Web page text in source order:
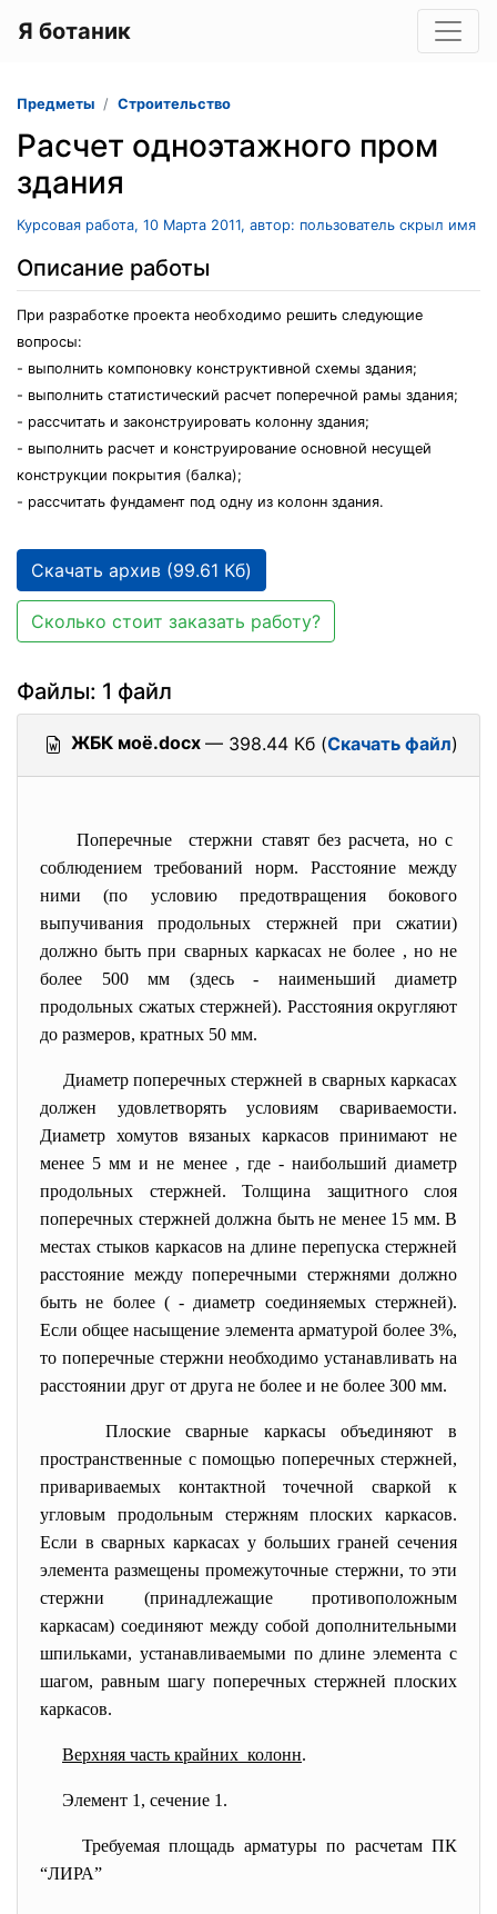
Я ботаник
Предметы Строительство
Расчет одноэтажного пром
здания
Курсовая работа, 10 Марта 2011, автор: пользователь скрыл имя
Описание работы
При разработке проекта необходимо решить следующие
вопросы:
- выполнить компоновку конструктивной схемы здания;
- выполнить статистический расчет поперечной рамы здания;
- рассчитать и законструировать колонну здания;
- выполнить расчет и конструирование основной несущей
конструкции покрытия (балка);
- рассчитать фундамент под одну из колонн здания.
Скачать архив (99.61 Кб)
Сколько стоит заказать работу?
Файлы: 1 файл
ЖБК моё.docx — 398.44 Кб (Скачать файл)
Поперечные стержни ставят без расчета, но с
соблюдением требований норм. Расстояние между
ними (по условию предотвращения бокового
выпучивания продольных стержней при сжатии)
должно быть при сварных каркасах не более , но не
более 500 мм (здесь - наименьший диаметр
продольных сжатых стержней). Расстояния округляют
до размеров, кратных 50 мм.
Диаметр поперечных стержней в сварных каркасах
должен удовлетворять условиям свариваемости.
Диаметр хомутов вязаных каркасов принимают не
менее 5 мм и не менее , где - наибольший диаметр
продольных стержней. Толщина защитного слоя
поперечных стержней должна быть не менее 15 мм. В
местах стыков каркасов на длине перепуска стержней
расстояние между поперечными стержнями должно
быть не более ( - диаметр соединяемых стержней).
Если общее насыщение элемента арматурой более 3%,
то поперечные стержни необходимо устанавливать на
расстоянии друг от друга не более и не более 300 мм.
Плоские сварные каркасы объединяют в
пространственные с помощью поперечных стержней,
привариваемых контактной точечной сваркой к
угловым продольным стержням плоских каркасов.
Если в сварных каркасах у больших граней сечения
элемента размещены промежуточные стержни, то эти
стержни (принадлежащие противоположным
каркасам) соединяют между собой дополнительными
шпильками, устанавливаемыми по длине элемента с
шагом, равным шагу поперечных стержней плоских
каркасов.
Верхняя часть крайних колонн.
Элемент 1, сечение 1.
Требуемая площадь арматуры по расчетам ПК
“ЛИРА”